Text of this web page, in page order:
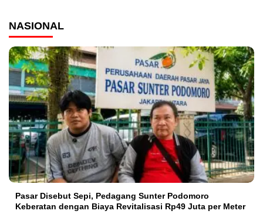
NASIONAL
Pasar Disebut Sepi, Pedagang Sunter Podomoro
Keberatan dengan Biaya Revitalisasi Rp49 Juta per Meter